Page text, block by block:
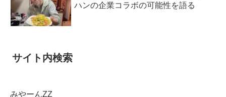
ハンの企業コラボの可能性を語る
サイト内検索
みやーんZZ